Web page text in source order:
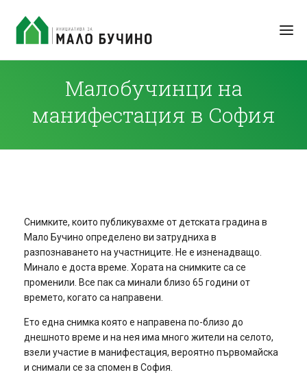
Малобучинци на
манифестация в София
Снимките, които публикувахме от детската градина в
Мало Бучино определено ви затрудниха в
разпознаването на участниците. Не е изненадващо.
Минало е доста време. Хората на снимките са се
променили. Все пак са минали близо 65 години от
времето, когато са направени.
Ето една снимка която е направена по-близо до
днешното време и на нея има много жители на селото,
взели участие в манифестация, вероятно първомайска
и снимали се за спомен в София.